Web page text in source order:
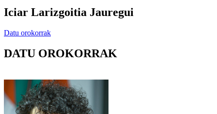
Iciar Larizgoitia Jauregui
Datu orokorrak
DATU OROKORRAK